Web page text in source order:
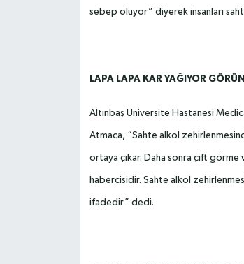
sebep oluyor” diyerek insanları
LAPA LAPA KAR YAĞIYOR
Altınbaş Üniversite Hastanesi
Atmaca, “Sahte alkol
ortaya çıkar. Daha sonra çift görme
habercisidir. Sahte alkol
ifadedir” dedi.